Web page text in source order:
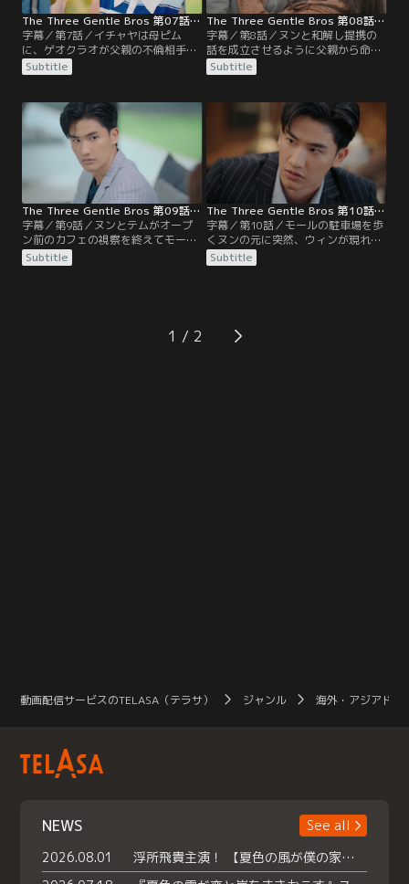
The Three Gentle Bros 第07話／字幕
字幕／第7話／イチャヤは母ピム
に、ゲオクラオが父親の不倫相手で
はないことを教え、彼女のことが好
きだと打ち明ける。さらに、ピムへ
修復される。ピムに背中を押された
イチャヤは早速、ゲオクラオに告白
することに。
Subtitle
The Three Gentle Bros 第08話／字幕
字幕／第8話／ヌンと和解し提携の
話を成立させるように父親から命じ
られたテムは、彼女とクリットをモ
ール内のレストランに招待する。交
うとした時、ピムが現れてテムを店
外に連れ出す。と、二人の後を追っ
てきたヌンが提携の話に賛同すると
言う。焦ったピムは、テムに早く女
性を紹介するため、食事に連れ出す
ようアチラに命じる。
Subtitle
The Three Gentle Bros 第09話／字幕
字幕／第9話／ヌンとテムがオープ
ン前のカフェの視察を終えてモール
内を歩いていると、結婚指輪を買い
に来ていたヌンの元恋人ウィンとそ
ムとヴィヴィはヌンを貶めるため行
動を開始。オープン当日のカフェに
Subtitle
The Three Gentle Bros 第10話／字幕
字幕／第10話／モールの駐車場を歩
くヌンの元に突然、ウィンが現れ
る。話したいと執拗に迫られ困惑す
るヌンだったが、テムが割って入っ
上げていると告白。それを受け、ヌ
ンもまた真実を話すために会見を開
Subtitle
1
動画配信サービスのTELASA（テラサ） ジャンル 海外・アジアドラ
NEWS
See all
2026.08.01
浮所飛貴主演！ 【夏色の風が僕の家にやってきた】 本日よりテラサで独占配信スタート！